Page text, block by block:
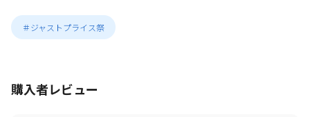
＃ジャストプライス祭
購入者レビュー